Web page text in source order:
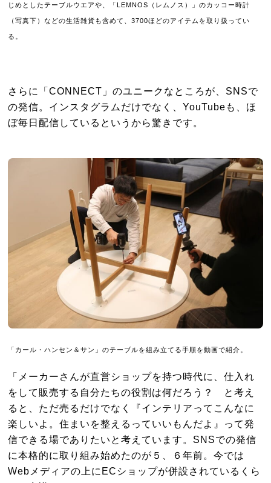
じめとしたテーブルウエアや、「LEMNOS（レムノス）」のカッコー時計
（写真下）などの生活雑貨も含めて、3700ほどのアイテムを取り扱ってい
る。
さらに「CONNECT」のユニークなところが、SNSで
の発信。インスタグラムだけでなく、YouTubeも、ほ
ぼ毎日配信しているというから驚きです。
「カール・ハンセン＆サン」のテーブルを組み立てる手順を動画で紹介。
「メーカーさんが直営ショップを持つ時代に、仕入れ
をして販売する自分たちの役割は何だろう？ と考え
ると、ただ売るだけでなく『インテリアってこんなに
楽しいよ。住まいを整えるっていいもんだよ』って発
信できる場でありたいと考えています。SNSでの発信
に本格的に取り組み始めたのが５、６年前。今では
Webメディアの上にECショップが併設されているくら